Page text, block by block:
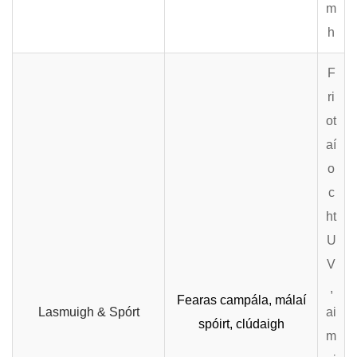
m
h
Lasmuigh & Spórt
Fearas campála, málaí
spóirt, clúdaigh
F
ri
ot
aí
o
c
ht
U
V
,
ai
m